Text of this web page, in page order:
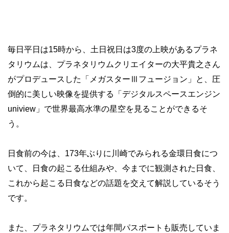
毎日平日は15時から、土日祝日は3度の上映があるプラネ
タリウムは、プラネタリウムクリエイターの大平貴之さん
がプロデュースした「メガスターⅢフュージョン」と、圧
倒的に美しい映像を提供する「デジタルスペースエンジン
uniview」で世界最高水準の星空を見ることができるそ
う。
日食前の今は、173年ぶりに川崎でみられる金環日食につ
いて、日食の起こる仕組みや、今までに観測された日食、
これから起こる日食などの話題を交えて解説しているそう
です。
また、プラネタリウムでは年間パスポートも販売していま